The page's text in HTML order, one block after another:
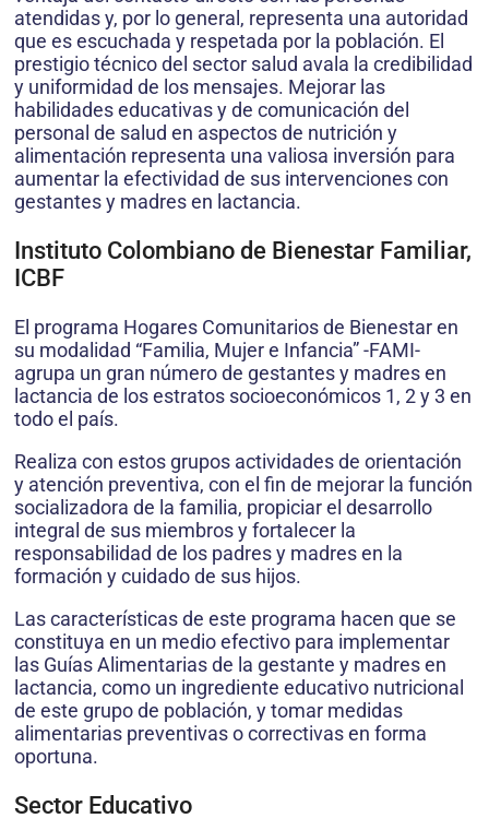
atendidas y, por lo general, representa una autoridad
que es escuchada y respetada por la población. El
prestigio técnico del sector salud avala la credibilidad
y uniformidad de los mensajes. Mejorar las
habilidades educativas y de comunicación del
personal de salud en aspectos de nutrición y
alimentación representa una valiosa inversión para
aumentar la efectividad de sus intervenciones con
gestantes y madres en lactancia.
Instituto Colombiano de Bienestar Familiar,
ICBF
El programa Hogares Comunitarios de Bienestar en
su modalidad “Familia, Mujer e Infancia” -FAMI-
agrupa un gran número de gestantes y madres en
lactancia de los estratos socioeconómicos 1, 2 y 3 en
todo el país.
Realiza con estos grupos actividades de orientación
y atención preventiva, con el fin de mejorar la función
socializadora de la familia, propiciar el desarrollo
integral de sus miembros y fortalecer la
responsabilidad de los padres y madres en la
formación y cuidado de sus hijos.
Las características de este programa hacen que se
constituya en un medio efectivo para implementar
las Guías Alimentarias de la gestante y madres en
lactancia, como un ingrediente educativo nutricional
de este grupo de población, y tomar medidas
alimentarias preventivas o correctivas en forma
oportuna.
Sector Educativo